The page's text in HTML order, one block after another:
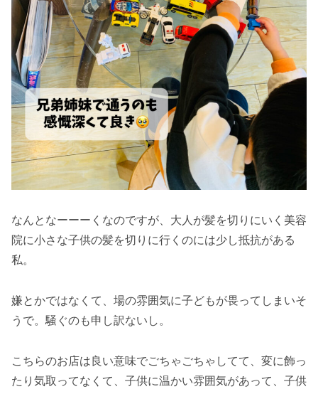
なんとなーーーくなのですが、大人が髪を切りにいく美容
院に小さな子供の髪を切りに行くのには少し抵抗がある
私。
嫌とかではなくて、場の雰囲気に子どもが畏ってしまいそ
うで。騒ぐのも申し訳ないし。
こちらのお店は良い意味でごちゃごちゃしてて、変に飾っ
たり気取ってなくて、子供に温かい雰囲気があって、子供